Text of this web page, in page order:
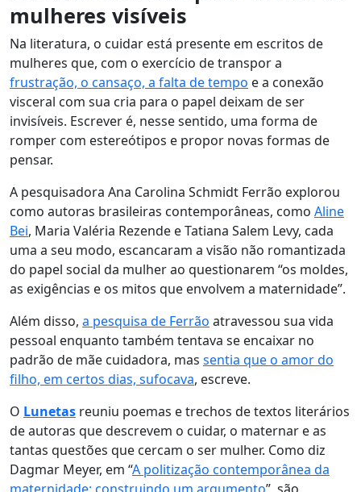
mulheres visíveis
Na literatura, o cuidar está presente em escritos de
mulheres que, com o exercício de transpor a
frustração, o cansaço, a falta de tempo e a conexão
visceral com sua cria para o papel deixam de ser
invisíveis. Escrever é, nesse sentido, uma forma de
romper com estereótipos e propor novas formas de
pensar.
A pesquisadora Ana Carolina Schmidt Ferrão explorou
como autoras brasileiras contemporâneas, como Aline
Bei, Maria Valéria Rezende e Tatiana Salem Levy, cada
uma a seu modo, escancaram a visão não romantizada
do papel social da mulher ao questionarem “os moldes,
as exigências e os mitos que envolvem a maternidade”.
Além disso, a pesquisa de Ferrão atravessou sua vida
pessoal enquanto também tentava se encaixar no
padrão de mãe cuidadora, mas sentia que o amor do
filho, em certos dias, sufocava, escreve.
O Lunetas reuniu poemas e trechos de textos literários
de autoras que descrevem o cuidar, o maternar e as
tantas questões que cercam o ser mulher. Como diz
Dagmar Meyer, em “A politização contemporânea da